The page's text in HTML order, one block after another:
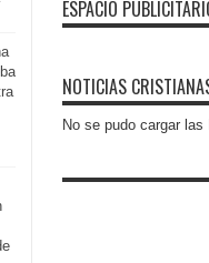
ESPACIO
NOTICIAS
No se pudo cargar